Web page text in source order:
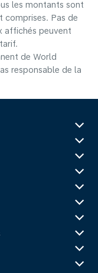
les montants sont
comprises. Pas de
affichés peuvent
de World
responsable de la